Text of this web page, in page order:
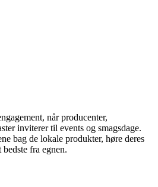
når producenter,
inviterer til events og smagsdage.
bag de lokale produkter, høre deres
fra egnen.